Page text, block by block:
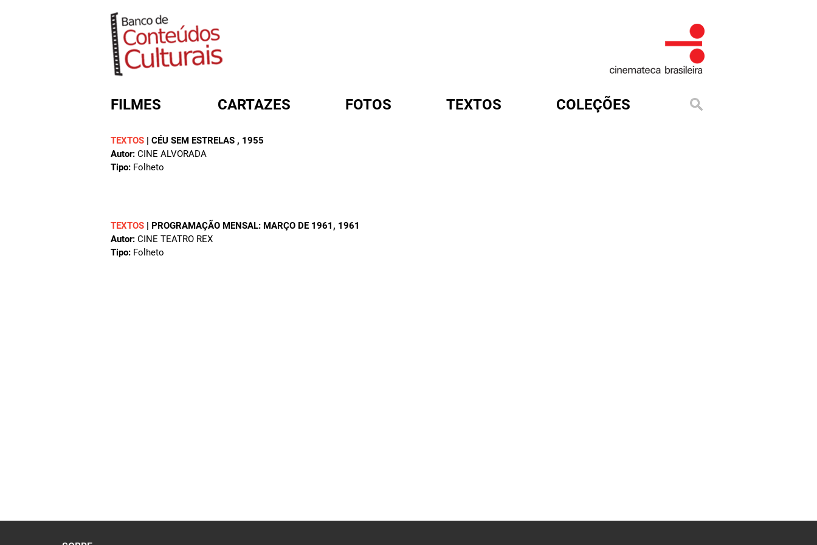
FILMES CARTAZES FOTOS TEXTOS COLEÇÕES
TEXTOS | CÉU SEM ESTRELAS , 1955
Autor: CINE ALVORADA
Tipo: Folheto
TEXTOS | PROGRAMAÇÃO MENSAL: MARÇO DE 1961 , 1961
Autor: CINE TEATRO REX
Tipo: Folheto
FORMULÁRIO DE BUSCA